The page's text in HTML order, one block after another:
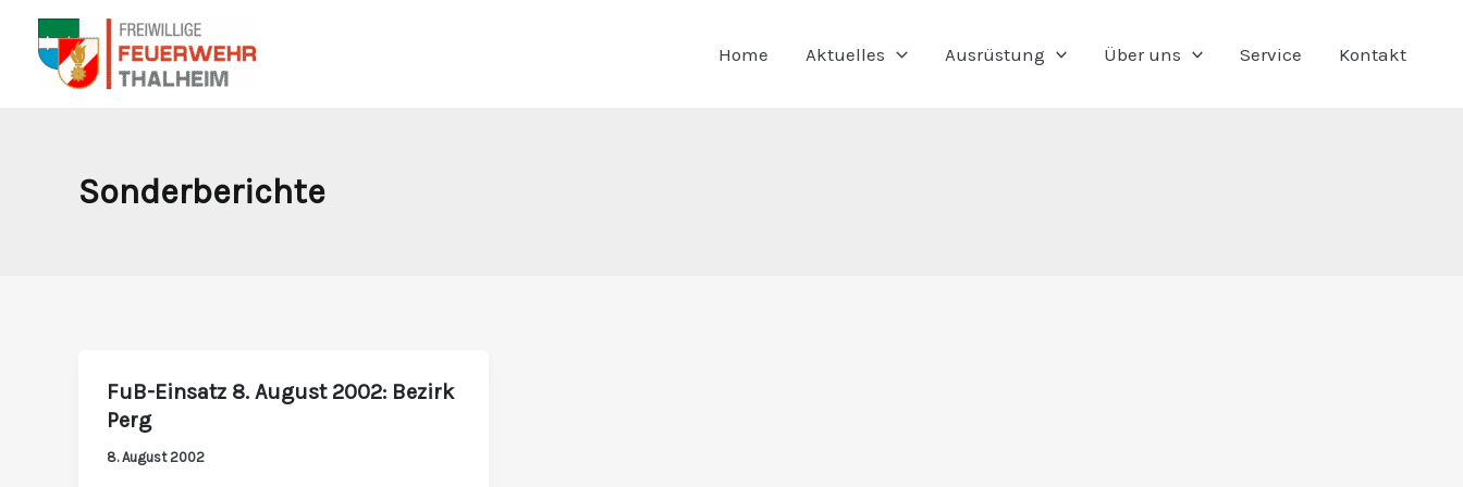
Zum
Inhalt
springen
Home Aktuelles Ausrüstung Über uns Service Kontakt
Sonderberichte
FuB-Einsatz 8. August 2002: Bezirk
Perg
8. August 2002
FuB-
Einsatz
8.